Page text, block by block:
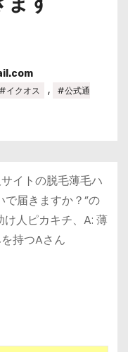
#イクオス ,
#公式通
イトの脱毛薄毛ハ
で届きますか？”の
人ピカキチ、A: 薄
持つAさん